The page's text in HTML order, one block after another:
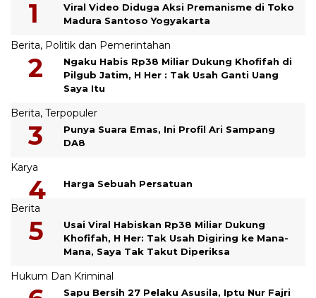
Viral Video Diduga Aksi Premanisme di Toko
Madura Santoso Yogyakarta
Berita, Politik dan Pemerintahan
Ngaku Habis Rp38 Miliar Dukung Khofifah di
Pilgub Jatim, H Her : Tak Usah Ganti Uang
Saya Itu
Berita, Terpopuler
Punya Suara Emas, Ini Profil Ari Sampang
DA8
Karya
Harga Sebuah Persatuan
Berita
Usai Viral Habiskan Rp38 Miliar Dukung
Khofifah, H Her: Tak Usah Digiring ke Mana-
Mana, Saya Tak Takut Diperiksa
Hukum Dan Kriminal
Sapu Bersih 27 Pelaku Asusila, Iptu Nur Fajri